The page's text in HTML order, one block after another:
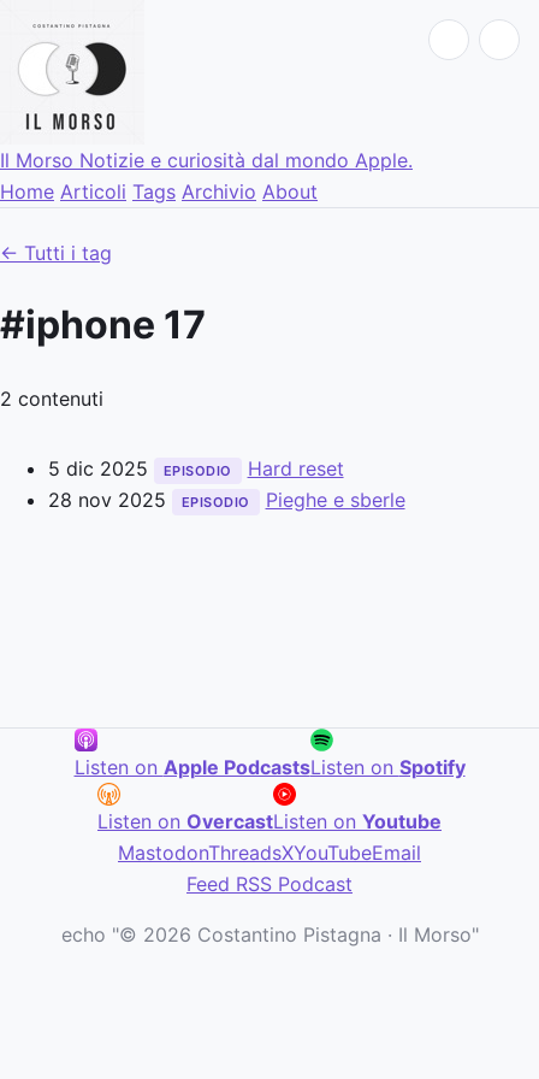
Il Morso Notizie e curiosità dal mondo Apple.
Home Articoli Tags Archivio About
← Tutti i tag
#iphone 17
2 contenuti
5 dic 2025 EPISODIO
Hard reset
28 nov 2025
EPISODIO Pieghe e sberle
Listen on Apple PodcastsListen on Spotify
Listen on OvercastListen on Youtube
MastodonThreadsXYouTubeEmail
Feed RSS Podcast
echo "© 2026 Costantino Pistagna · Il Morso"